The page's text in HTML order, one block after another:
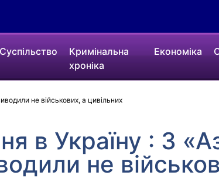
Суспільство
Кримінальна
хроніка
Економіка
не військових, а цивільних
в Україну : З
не